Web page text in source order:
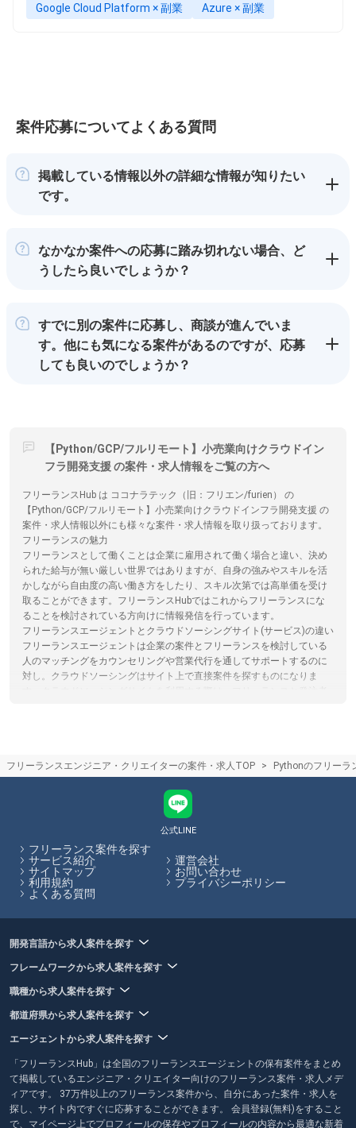
Google Cloud Platform × 副業
Azure × 副業
案件応募についてよくある質問
掲載している情報以外の詳細な情報が知りたい
です。
なかなか案件への応募に踏み切れない場合、ど
うしたら良いでしょうか？
すでに別の案件に応募し、商談が進んでいま
す。他にも気になる案件があるのですが、応募
しても良いのでしょうか？
【Python/GCP/フルリモート】小売業向けクラウドイン
フラ開発支援 の案件・求人情報をご覧の方へ
フリーランスHub は ココナラテック（旧：フリエン/furien） の
【Python/GCP/フルリモート】小売業向けクラウドインフラ開発支援 の
案件・求人情報以外にも様々な案件・求人情報を取り扱っております。
フリーランスの魅力
フリーランスとして働くことは企業に雇用されて働く場合と違い、決め
られた給与が無い厳しい世界ではありますが、自身の強みやスキルを活
かしながら自由度の高い働き方をしたり、スキル次第では高単価を受け
取ることができます。フリーランスHubではこれからフリーランスにな
ることを検討されている方向けに情報発信を行っています。
フリーランスエージェントとクラウドソーシングサイト(サービス)の違い
フリーランスエージェントは企業の案件とフリーランスを検討している
人のマッチングをカウンセリングや営業代行を通してサポートするのに
対し。クラウドソーシングはサイト上で直接案件を探すものになりま
フリーランスとして働くことを検討しているエンジニアやクリエイター
サービスのことです。個人で案件を請ける場合に必要となる契約処理な
ども代行してくれるため、参画する企業とのやり取りに時間が取られる
こともありません。フリーランスHubでは、フリーランス向けの案件・
求人を多数掲載しています。
フリーランスHubはお客様のフリーランス案件探しを最大限サポートし
ていきます。
フリーランスエンジニア・クリエイターの案件・求人TOP Pythonのフリーラ
公式LINE
フリーランス案件を探す
サービス紹介
運営会社
サイトマップ
お問い合わせ
利用規約
プライバシーポリシー
よくある質問
開発言語から求人案件を探す
フレームワークから求人案件を探す
職種から求人案件を探す
都道府県から求人案件を探す
エージェントから求人案件を探す
「フリーランスHub」は全国のフリーランスエージェントの保有案件をまとめ
て掲載しているエンジニア・クリエイター向けのフリーランス案件・求人メデ
ィアです。 37万件以上のフリーランス案件から、自分にあった案件・求人を
探し、サイト内ですぐに応募することができます。 会員登録(無料)をすること
で、マイページ上でプロフィールの保存やプロフィールの内容から最適な新着